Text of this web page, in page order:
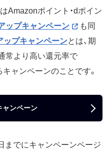
Amazonポイント・dポイン
ップキャンペーン
も同
ップキャンペーンとは、期
常より高い還元率で
ャンペーンのことです。
ャンペーン
までにキャンペーンページ